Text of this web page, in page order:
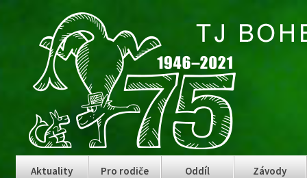
Aktuality Pro rodiče Oddíl Závody